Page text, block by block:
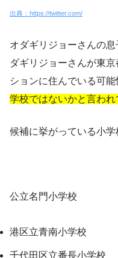
出典：https://twitter.com/
オダギリジョーさんの
ダギリジョーさんが東
ションに住んでいる可能
学校ではないかと言われ
候補に挙がっている小学
公立名門小学校
港区立青南小学校
千代田区立番長小学校